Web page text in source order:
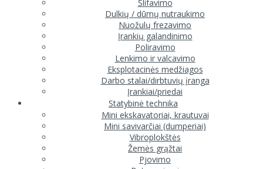
Šlifavimo
Dulkių / dūmų nutraukimo
Nuožulų frezavimo
Įrankių galandinimo
Poliravimo
Lenkimo ir valcavimo
Eksplotacinės medžiagos
Darbo stalai/dirbtuvių įranga
Įrankiai/priedai
Statybinė technika
Mini ekskavatoriai, krautuvai
Mini savivarčiai (dumperiai)
Vibroplokštės
Žemės grąžtai
Pjovimo